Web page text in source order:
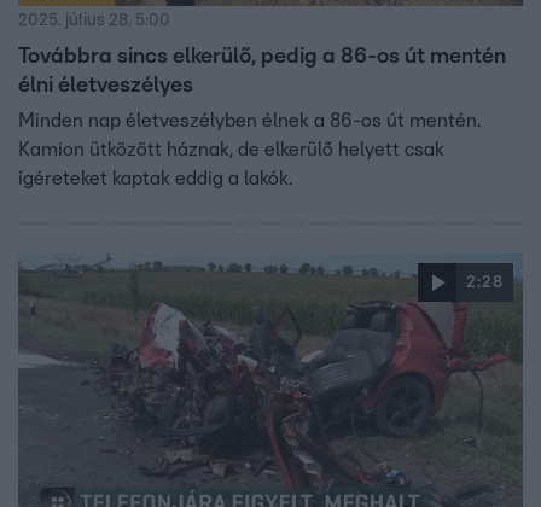
2025. július 28. 5:00
Továbbra sincs elkerülő, pedig a 86-os út mentén
élni életveszélyes
Minden nap életveszélyben élnek a 86-os út mentén.
Kamion ütközött háznak, de elkerülő helyett csak
ígéreteket kaptak eddig a lakók.
2:28